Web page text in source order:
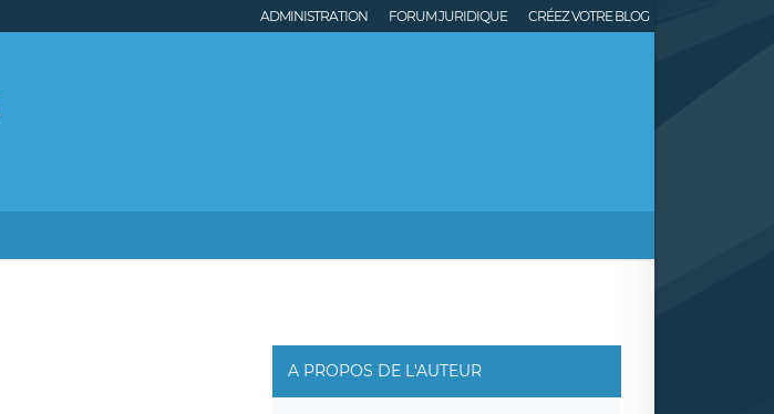
ADMINISTRATION FORUM JURIDIQUE CRÉEZ VOTRE BLOG
A PROPOS DE L'AUTEUR